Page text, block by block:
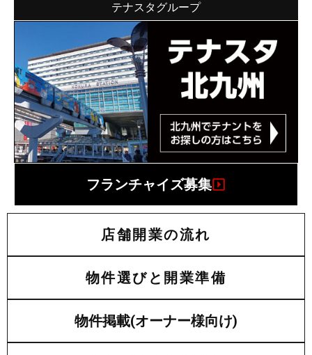
テナスタグループ
フランチャイズ募集
店舗開業の流れ
物件選びと開業準備
物件掲載(オーナー様向け)